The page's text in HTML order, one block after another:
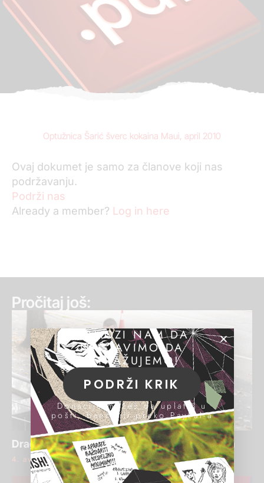
Optužnica Šarić šverc kokaina Maui, april 2010
Ovaj dokumet je samo za članove koji nas
podržavanju.
Podrži nas
Already a member? Log in here
Pročitaj još:
Draginja Bajić ponovo osuđena za pranje para
4. avgust 2026.
POMOZI NAM DA
NASTAVIMO DA
ISTRAŽUJEMO!
PODRŽI KRIK
Donacije možeš da uplatiš u
pošti, banci ili preko PayPal-a